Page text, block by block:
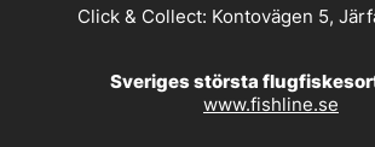
Click & Collect: Kontovägen 5,
Sveriges största
www.fishline.se